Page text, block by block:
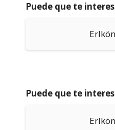
Puede que te
Puede que te